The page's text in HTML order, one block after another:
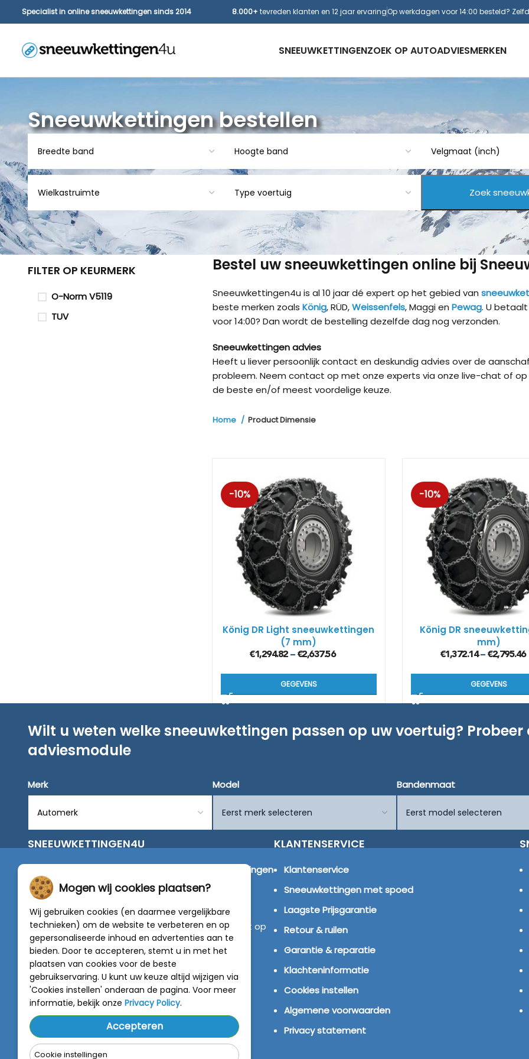
Specialist in online sneeuwkettingen sinds 2014 8.000+ tevreden klanten en 12 jaar ervaringOp werkdagen voor 14:00 besteld?
SNEEUWKETTINGENZOEK OP AUTOADVIESMERKEN
4×4
Sneeuwkettingen bestellen
Bestel uw sneeuwkettingen online bij
Sneeuwkettingen4u is al 10 jaar dé expert op het gebied van
beste merken zoals König, RÜD,Weissenfels, Maggi en Pewag. U
voor 14:00? Dan wordt de bestelling dezelfde dag nog verzonden.
Sneeuwkettingen advies
Heeft u liever persoonlijk contact en deskundig advies over de
probleem. Neem contact op met onze experts via onze live-chat of op
de beste en/of meest voordelige keuze.
Home Product Dimensie
-10%
König DR Light sneeuwkettingen
(7 mm)
€1,294.82– €2,637.56
GEGEVENS
-10%
König DR
mm)
€1,372.14–€2,795.46
GEGEVENS
FILTER OP KEURMERK
O-Norm V5119
TUV
Wilt u weten welke sneeuwkettingen passen op uw voertuig?
adviesmodule
Merk Model Bandenmaat
SNEEUWKETTINGEN4U
sneeuwkettingen
van alleen de beste merken zoals Pewag, König,
Weissenfels, Maggi en RÜD.
Vragen of graag persoonlijk advies? Neem contact op
met onze experts :0318 - 250030
4.5 van 5
van788 beoordelingen
KLANTENSERVICE
Klantenservice
Sneeuwkettingen met spoed
Laagste Prijsgarantie
Retour & ruilen
Garantie & reparatie
Klachteninformatie
Cookies instellen
Algemene voorwaarden
Privacy statement
Mogen wij cookies plaatsen?
Wij gebruiken cookies (en daarmee vergelijkbare
technieken) om de website te verbeteren en op
gepersonaliseerde inhoud en advertenties aan te
bieden. Door te accepteren, stemt u in met het
plaatsen van cookies voor de beste
gebruikservaring. U kunt uw keuze altijd wijzigen via
'Cookies instellen' onderaan de pagina. Voor meer
informatie, bekijk onze Privacy Policy.
Accepteren
Cookie instellingen